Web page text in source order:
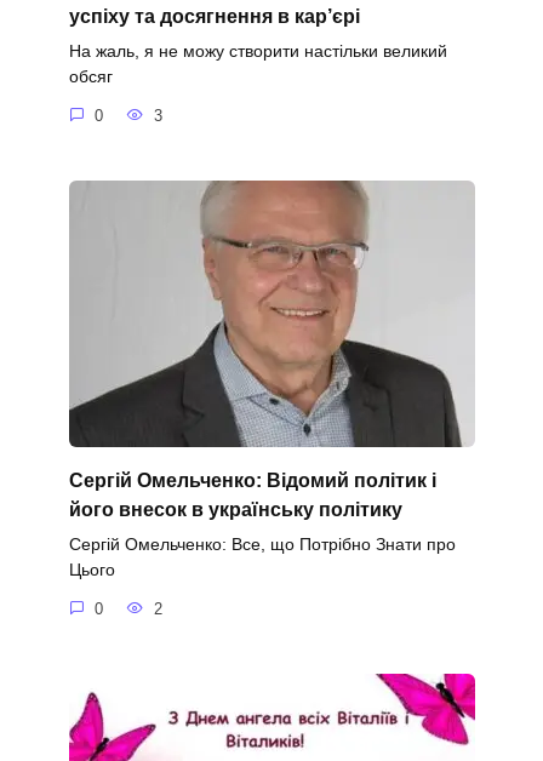
успіху та досягнення в кар’єрі
На жаль, я не можу створити настільки великий
обсяг
0 3
Сергій Омельченко: Відомий політик і
його внесок в українську політику
Сергій Омельченко: Все, що Потрібно Знати про
Цього
0 2